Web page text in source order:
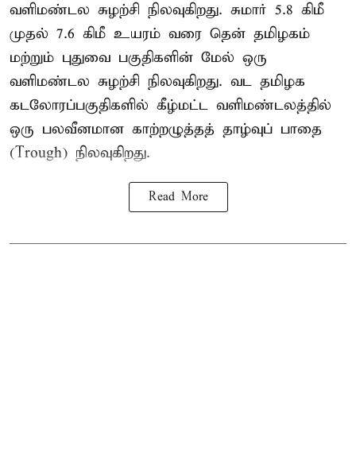
வளிமண்டல சுழற்சி நிலவுகிறது. சுமார் 5.8 கிமீ
முதல் 7.6 கிமீ உயரம் வரை தென் தமிழகம்
மற்றும் புதுவை பகுதிகளின் மேல் ஒரு
வளிமண்டல சுழற்சி நிலவுகிறது. வட தமிழக
கடலோரப்பகுதிகளில் கீழ்மட்ட வளிமண்டலத்தில்
ஒரு பலவீனமான காற்றழுத்தத் தாழ்வுப் பாதை
(Trough) நிலவுகிறது.
Read More